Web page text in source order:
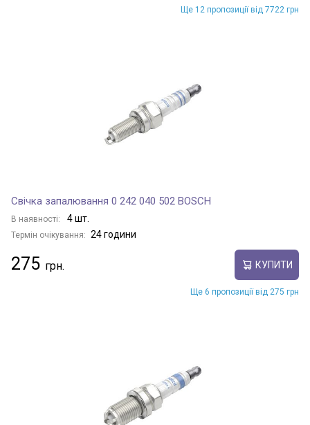
Ще 12 пропозиції від 7722 грн
Свічка запалювання 0 242 040 502 BOSCH
В наявності: 4 шт.
Термін очікування: 24 години
275 КУПИТИ
Ще 6 пропозиції від 275 грн